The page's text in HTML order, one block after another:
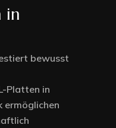
in
bewusst
Platten in
ermöglichen